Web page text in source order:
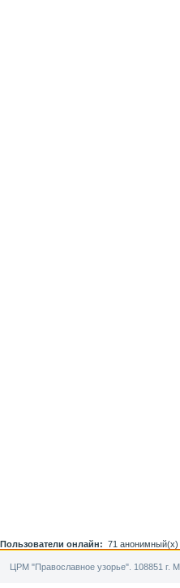
Пользователи онлайн: 71 анонимный(х)
ЦРМ "Православное узорье". 108851 г.